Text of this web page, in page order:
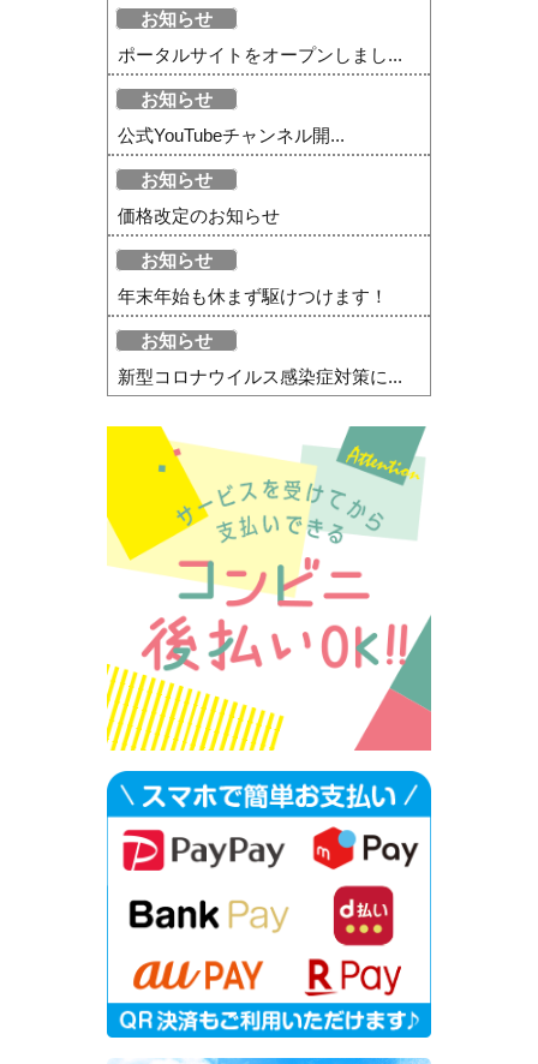
お知らせ
ポータルサイトをオープンしまし...
お知らせ
公式YouTubeチャンネル開...
お知らせ
価格改定のお知らせ
お知らせ
年末年始も休まず駆けつけます！
お知らせ
新型コロナウイルス感染症対策に...